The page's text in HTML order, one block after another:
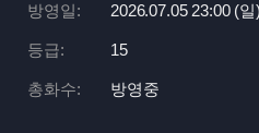
방영일: 2026.07.05 23:00 (일)
등급: 15
총화수: 방영중